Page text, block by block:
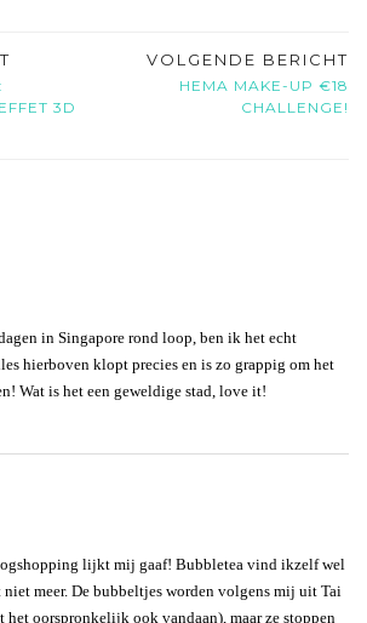
3D
VOLGENDE BERICHT
HEMA MAKE-UP €18
CHALLENGE!
in Singapore rond loop, ben ik het echt
hierboven klopt precies en is zo grappig om het
Wat is het een geweldige stad, love it!
lijkt mij gaaf! Bubbletea vind ikzelf wel
meer. De bubbeltjes worden volgens mij uit Tai
het oorspronkelijk ook vandaan), maar ze stoppen